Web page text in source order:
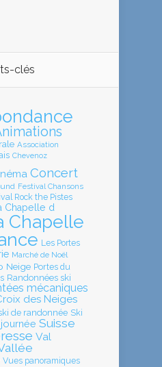
clés
Association
Chevenoz
Concert
Festival Chansons
Rock the Pistes
Chapelle d
Chapelle
Les Portes
Marché de Noël
Neige Portes du
Randonnées ski
mécaniques
des Neiges
de randonnée Ski
Suisse
Val
Vues panoramiques